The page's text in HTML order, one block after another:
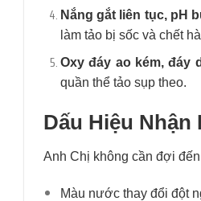
Nắng gắt liên tục, pH
làm tảo bị sốc và chết
Oxy đáy ao kém, đáy
quần thể tảo sụp theo.
Dấu Hiệu
Anh Chị không cần đợi
Màu nước thay đổi đột